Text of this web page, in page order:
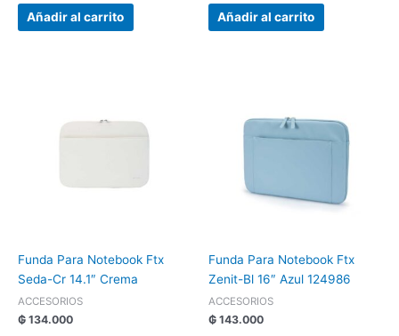
Añadir al carrito Añadir al carrito
Funda Para Notebook Ftx
Seda-Cr 14.1″ Crema
ACCESORIOS
₲ 134.000
Funda Para Notebook Ftx
Zenit-Bl 16″ Azul 124986
ACCESORIOS
₲ 143.000